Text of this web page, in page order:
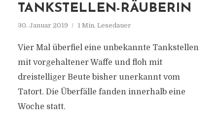
TANKSTELLEN-RÄUBERIN
30. Januar 2019 1 Min. Lesedauer
Vier Mal überfiel eine unbekannte Tankstellen
mit vorgehaltener Waffe und floh mit
dreistelliger Beute bisher unerkannt vom
Tatort. Die Überfälle fanden innerhalb eine
Woche statt.